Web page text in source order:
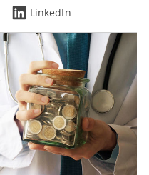
LinkedIn